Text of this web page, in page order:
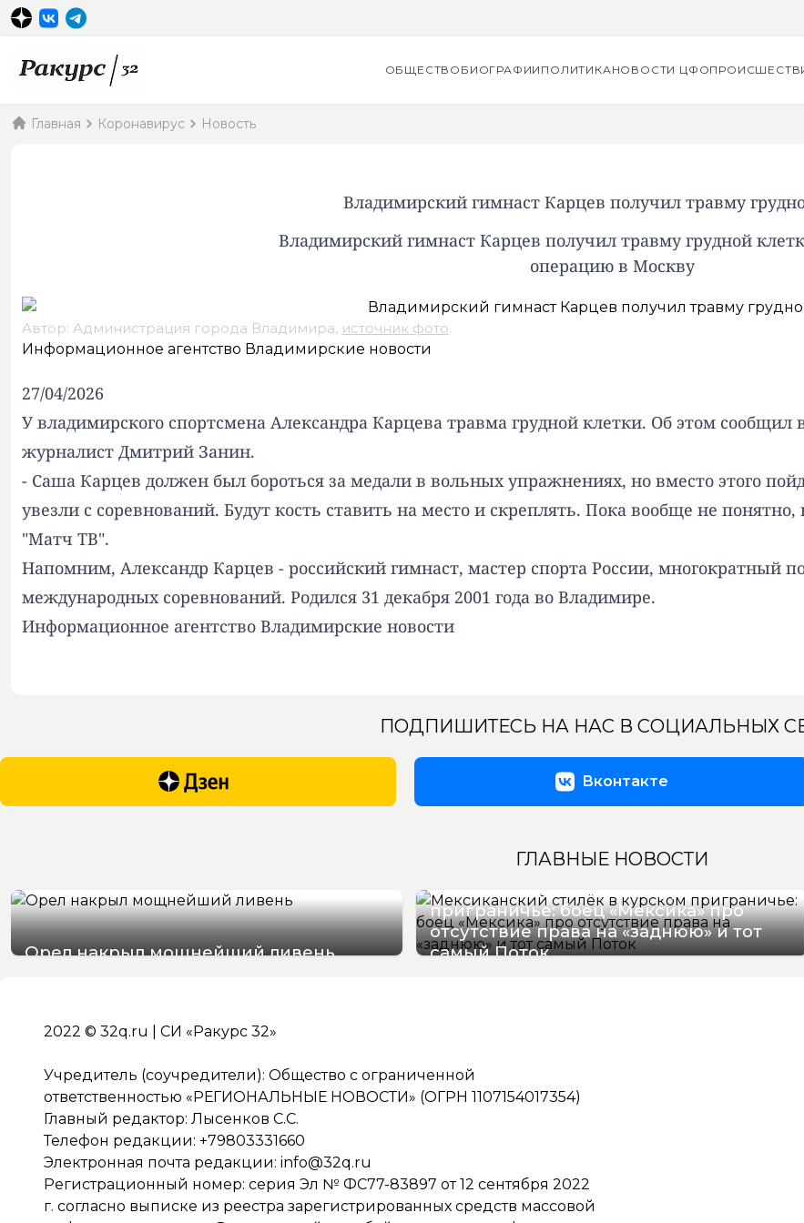
ОБЩЕСТВО БИОГРАФИИ ПОЛИТИКАНОВОСТИ ЦФО
Главная Коронавирус Новость
Владимирский гимнаст Карцев получил травму
Владимирский гимнаст Карцев получил травму грудной
операцию в Москву
Автор: Администрация города Владимира, источник фото.
Информационное агентство Владимирские новости
27/04/2026
У владимирского спортсмена Александра Карцева травма грудной клетки. Об этом
журналист Дмитрий Занин.
- Саша Карцев должен был бороться за медали в вольных упражнениях, но вместо этого
увезли с соревнований. Будут кость ставить на место и скреплять. Пока вообще не
"Матч ТВ".
Напомним, Александр Карцев - российский гимнаст, мастер спорта России, многократный
международных соревнований. Родился 31 декабря 2001 года во Владимире.
Информационное агентство Владимирские новости
ПОДПИШИТЕСЬ НА НАС В СОЦИАЛЬНЫХ
Вконтакте
ГЛАВНЫЕ НОВОСТИ
Орел накрыл мощнейший ливень
Мексиканский стилёк в курском
приграничье: боец «Мексика» про
отсутствие права на «заднюю» и тот
самый Поток
2022 © 32q.ru | СИ «Ракурс 32»
Учредитель (соучредители): Общество с ограниченной
ответственностью «РЕГИОНАЛЬНЫЕ НОВОСТИ» (ОГРН 1107154017354)
Главный редактор: Лысенков С.С.
Телефон редакции: +79803331660
Электронная почта редакции: info@32q.ru
Регистрационный номер: серия Эл № ФС77-83897 от 12 сентября 2022
г. согласно выписке из реестра зарегистрированных средств массовой